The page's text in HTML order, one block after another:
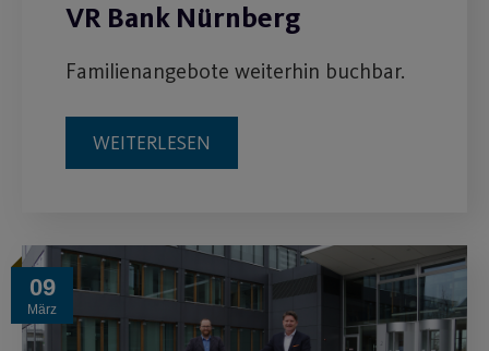
VR Bank Nürnberg
Familienangebote weiterhin buchbar.
WEITERLESEN
09
März